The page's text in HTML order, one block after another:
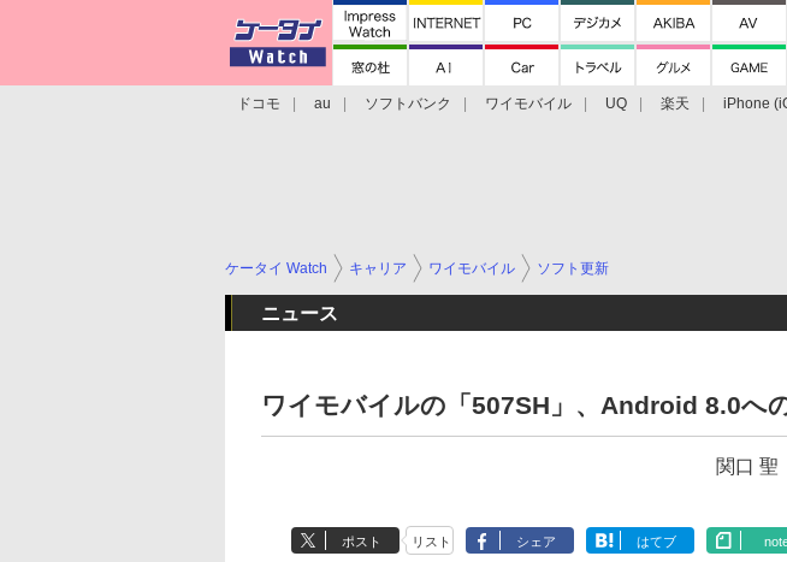
ドコモ au ソフトバンク ワイモバイル UQ 楽天 iPhone
ケータイ Watch キャリア ワイモバイル ソフト更新
ニュース
ワイモバイルの「507SH」、Android 8.0へ
関口 聖
ポスト リスト シェア はてブ